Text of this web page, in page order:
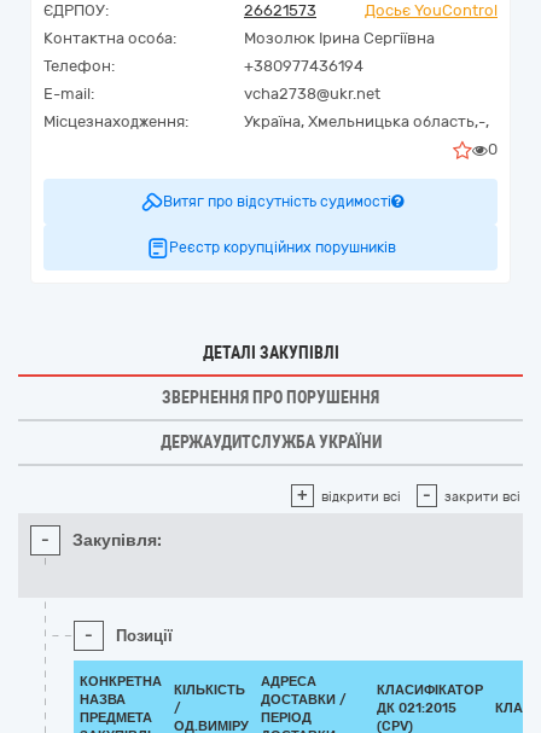
ЄДРПОУ:
26621573
Досьє YouControl
Контактна особа:
Мозолюк Ірина Сергіївна
Телефон:
+380977436194
E-mail:
vcha2738@ukr.net
Місцезнаходження:
Україна, Хмельницька область,-,
0
Витяг про відсутність судимості
Реєстр корупційних порушників
ДЕТАЛІ ЗАКУПІВЛІ
ЗВЕРНЕННЯ ПРО ПОРУШЕННЯ
ДЕРЖАУДИТСЛУЖБА УКРАЇНИ
+ відкрити всі - закрити всі
- Закупівля:
- Позиції
КОНКРЕТНА
НАЗВА
ПРЕДМЕТА
КІЛЬКІСТЬ
/
ОД.ВИМІРУ
АДРЕСА
ДОСТАВКИ /
ПЕРІОД
КЛАСИФІКАТОР
ДК 021:2015
(CPV)